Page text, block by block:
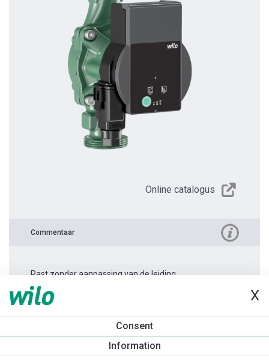
X
Consent
Information
Online catalogus
Commentaar
Past zonder aanpassing van de leiding.
Productinformatie